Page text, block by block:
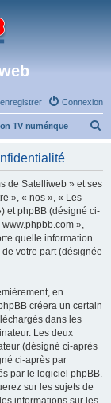
Connexion
TV numérique
de Satelliweb » et ses
», « nos », « Les
et phpBB (désigné ci-
»,
quelle information
votre part (désignée
en
créera un certain
dans les
Les deux
(désigné ci-après
ci-après par
par le logiciel phpBB.
sur les sujets de
informations sur les